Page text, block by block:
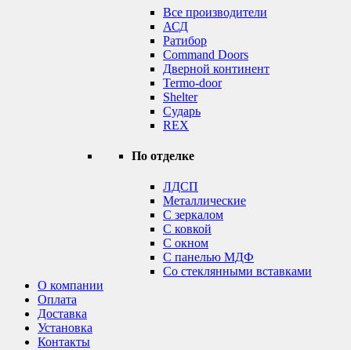
Все производители
АСД
Ратибор
Command Doors
Дверной континент
Termo-door
Shelter
Сударь
REX
По отделке
ЛДСП
Металлические
С зеркалом
С ковкой
С окном
С панелью МДФ
Со стеклянными вставками
О компании
Оплата
Доставка
Установка
Контакты